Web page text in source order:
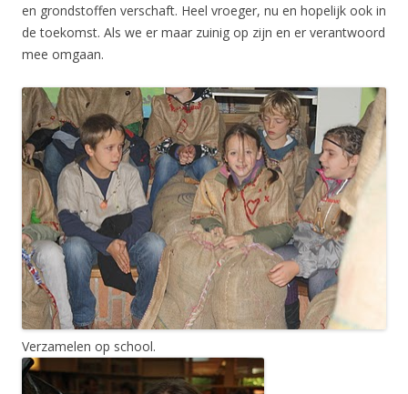
en grondstoffen verschaft. Heel vroeger, nu en hopelijk ook in
de toekomst. Als we er maar zuinig op zijn en er verantwoord
mee omgaan.
Verzamelen op school.